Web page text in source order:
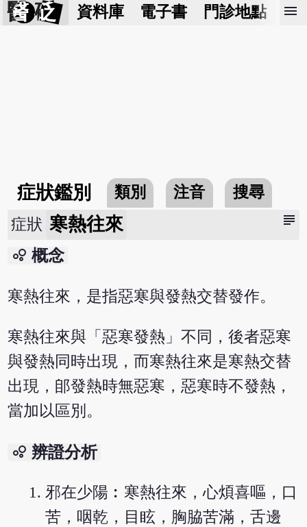
醫 砭 資料庫 電子書 門診地點 預
menu
症狀鑑別 類別 注音 搜尋
subject
症狀 寒熱往來
bubble_chart 概念
寒熱往來，是指惡寒與發熱交替發作。
寒熱往來與「惡寒發熱」不同，後者惡寒
與發熱同時出現，而寒熱往來是寒熱交替
出現，郋發熱時無惡寒，惡寒時不發熱，
當加以區別。
bubble_chart 辨證分析
邪在少陽︰寒熱往來，心煩喜嘔，口
苦，咽乾，目眩，胸脇苦滿，舌邊